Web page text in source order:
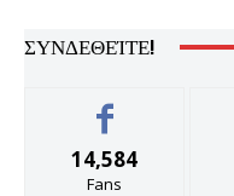
ΣΥΝΔΕΘΕΊΤΕ!
14,584
Fans